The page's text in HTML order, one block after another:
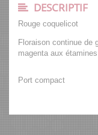
DESCRIPTIF
Rouge coquelicot
Floraison continue de
magenta aux
Port compact